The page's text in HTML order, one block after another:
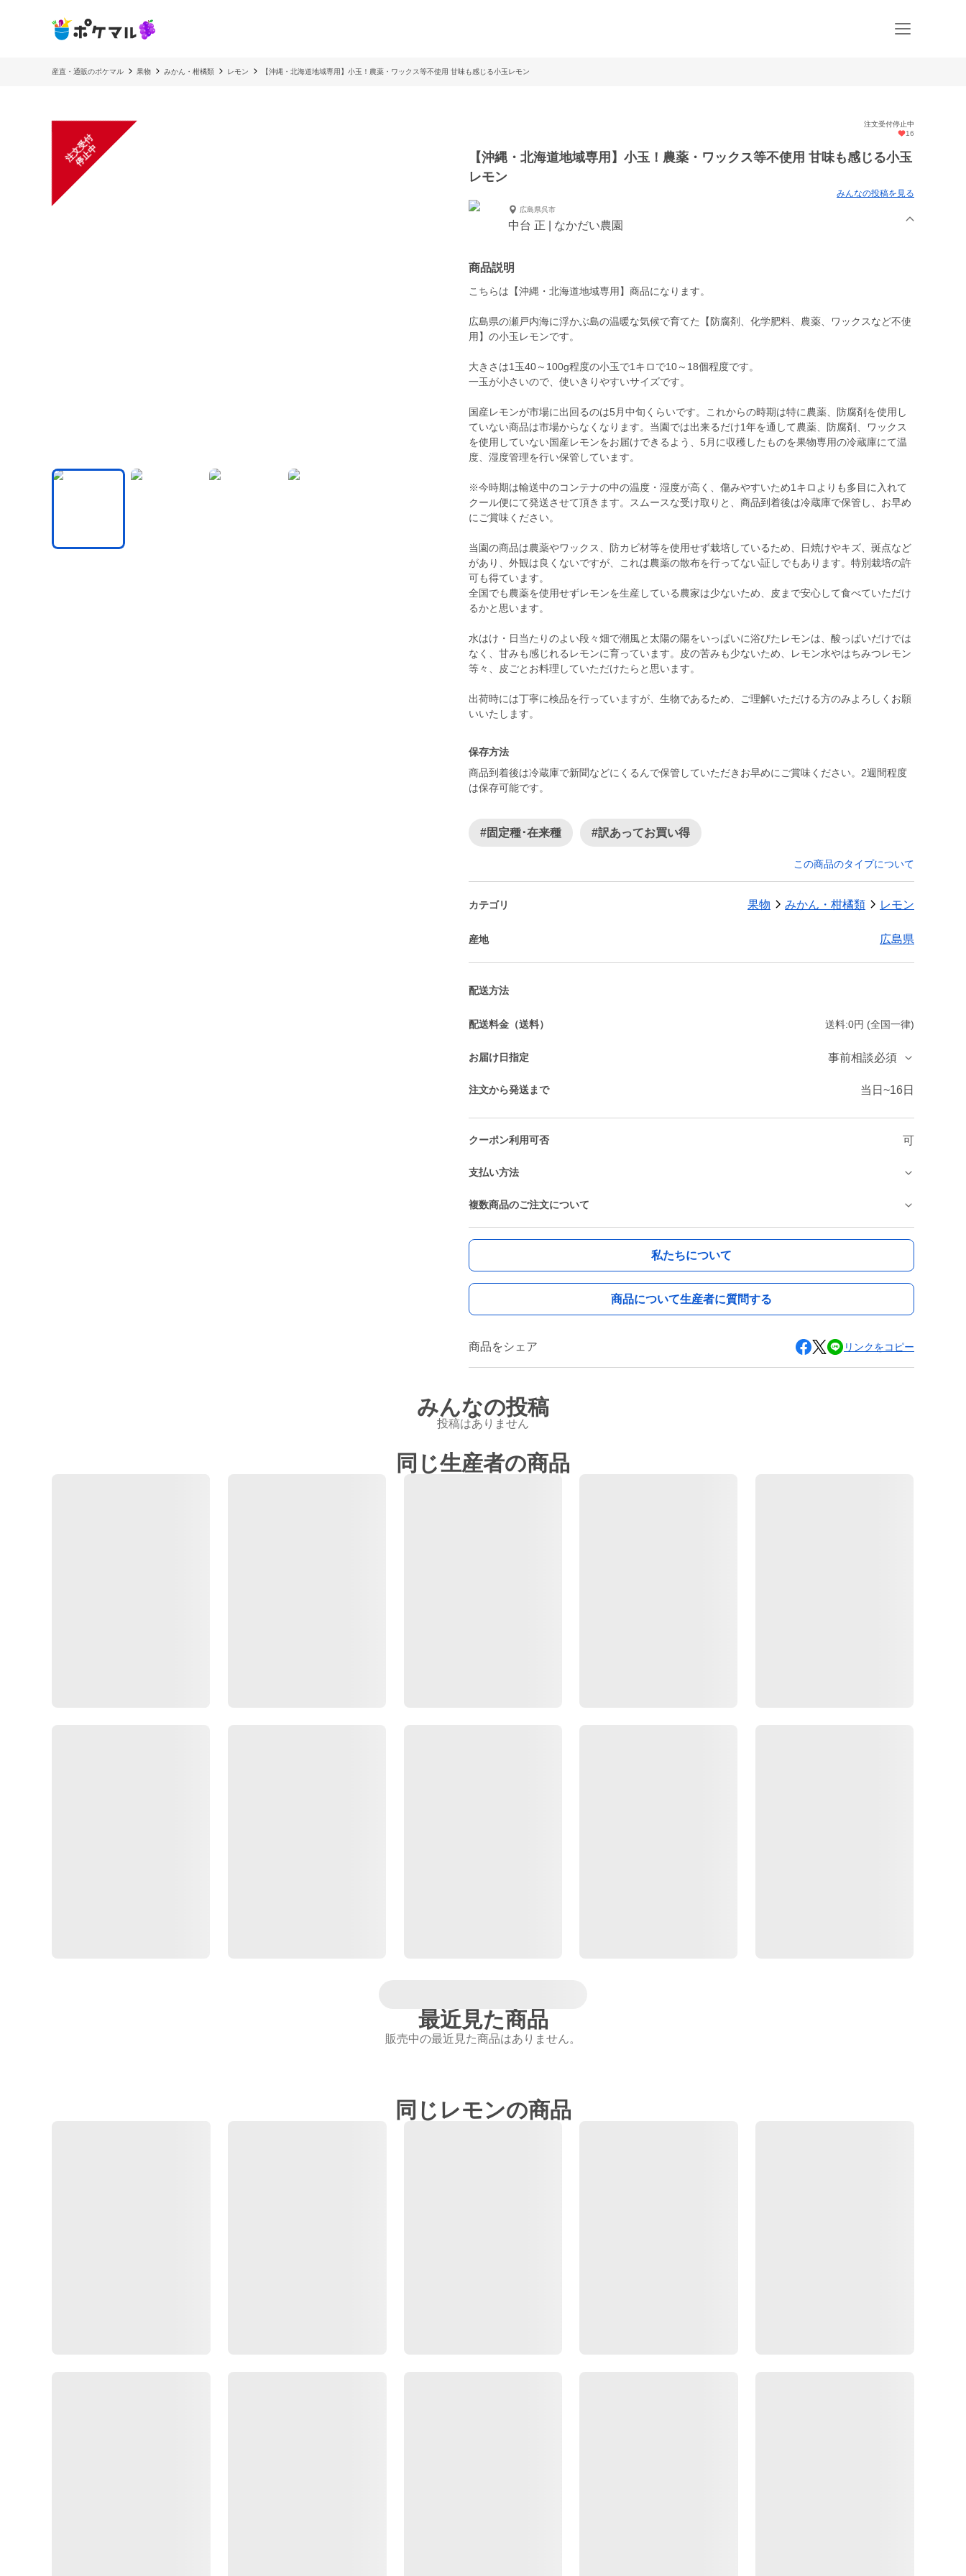
産直・通販のポケマル 果物 みかん・柑橘類 レモン 【沖縄・北海道地域専用】小玉！農薬・ワックス等不使用 甘味も感じる小玉レモン
注
文
受
付
停
止
中
注文受付停止中
16
【沖縄・北海道地域専用】小玉！農薬・ワックス等不使用 甘味も感じる小玉
レモン
みんなの投稿を見る
広島県呉市
中台 正 | なかだい農園
商品説明
こちらは【沖縄・北海道地域専用】商品になります。
広島県の瀬戸内海に浮かぶ島の温暖な気候で育てた【防腐剤、化学肥料、農薬、ワックスなど不使
用】の小玉レモンです。
大きさは1玉40～100g程度の小玉で1キロで10～18個程度です。
一玉が小さいので、使いきりやすいサイズです。
国産レモンが市場に出回るのは5月中旬くらいです。これからの時期は特に農薬、防腐剤を使用し
ていない商品は市場からなくなります。当園では出来るだけ1年を通して農薬、防腐剤、ワックス
を使用していない国産レモンをお届けできるよう、5月に収穫したものを果物専用の冷蔵庫にて温
度、湿度管理を行い保管しています。
※今時期は輸送中のコンテナの中の温度・湿度が高く、傷みやすいため1キロよりも多目に入れて
クール便にて発送させて頂きます。スムースな受け取りと、商品到着後は冷蔵庫で保管し、お早め
にご賞味ください。
当園の商品は農薬やワックス、防カビ材等を使用せず栽培しているため、日焼けやキズ、斑点など
があり、外観は良くないですが、これは農薬の散布を行ってない証しでもあります。特別栽培の許
可も得ています。
全国でも農薬を使用せずレモンを生産している農家は少ないため、皮まで安心して食べていただけ
るかと思います。
水はけ・日当たりのよい段々畑で潮風と太陽の陽をいっぱいに浴びたレモンは、酸っぱいだけでは
なく、甘みも感じれるレモンに育っています。皮の苦みも少ないため、レモン水やはちみつレモン
等々、皮ごとお料理していただけたらと思います。
出荷時には丁寧に検品を行っていますが、生物であるため、ご理解いただける方のみよろしくお願
いいたします。
保存方法
商品到着後は冷蔵庫で新聞などにくるんで保管していただきお早めにご賞味ください。2週間程度
は保存可能です。
#固定種･在来種 #訳あってお買い得
この商品のタイプについて
カテゴリ 果物 みかん・柑橘類 レモン
産地 広島県
配送方法
配送料金（送料） 送料:0円 (全国一律)
お届け日指定 事前相談必須
注文から発送まで 当日~16日
クーポン利用可否 可
支払い方法
複数商品のご注文について
私たちについて
商品について生産者に質問する
商品をシェア リンクをコピー
みんなの投稿
投稿はありません
同じ生産者の商品
最近見た商品
販売中の最近見た商品はありません。
同じレモンの商品